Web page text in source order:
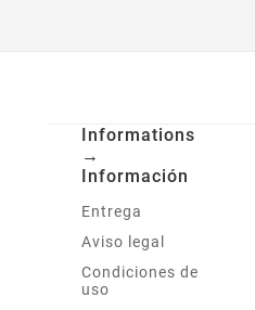
Informations
→
Información
Entrega
Aviso legal
Condiciones de
uso